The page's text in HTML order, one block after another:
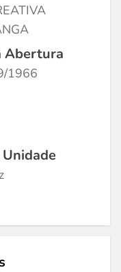
Abertura
1966